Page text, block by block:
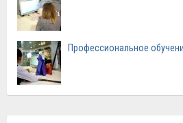
Профессиональное